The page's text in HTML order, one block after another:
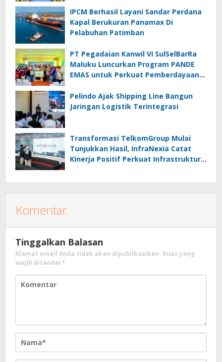
IPCM Berhasil Layani Sandar Perdana
Kapal Berukuran Panamax Di
Pelabuhan Patimban
PT Pegadaian Kanwil VI SulSelBarRa
Maluku Luncurkan Program PANDE
EMAS untuk Perkuat Pemberdayaan
Pelindo Ajak Shipping Line Bangun
Jaringan Logistik Terintegrasi
Transformasi TelkomGroup Mulai
Tunjukkan Hasil, InfraNexia Catat
Kinerja Positif Perkuat Infrastruktur
Komentar
Tinggalkan Balasan
Alamat email Anda tidak akan dipublikasikan. Ruas yang
wajib ditandai *